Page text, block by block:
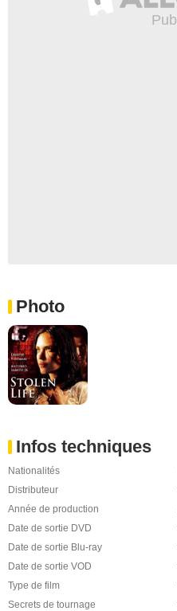
Photo
Infos techniques
Nationalités
Distributeur
Année de production
Date de sortie DVD
Date de sortie Blu-ray
Date de sortie VOD
Type de film
Secrets de tournage